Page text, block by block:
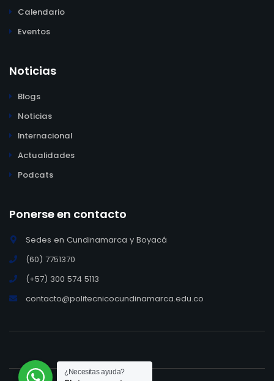
Calendario
Eventos
Noticias
Blogs
Noticias
Internacional
Actualidades
Podcats
Ponerse en contacto
Sedes en Cundinamarca y Boyacá
(60) 7751370
(+57) 300 574 5113
contacto@politecnicocundinamarca.edu.co
¿Necesitas ayuda?